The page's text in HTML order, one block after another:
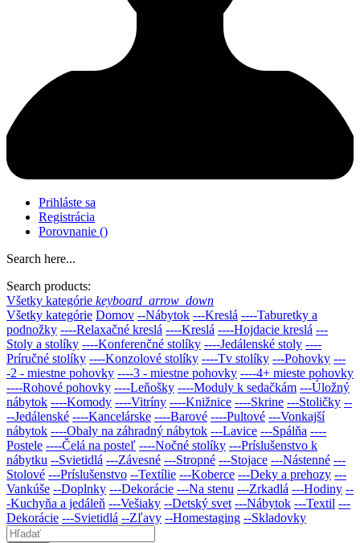
Prihláste sa
Registrácia
Porovnanie ()
Search here...
Search products:
Všetky kategórie keyboard_arrow_down
Všetky kategórie Domov --Nábytok ---Kreslá ----Taburetky a
podnožky ----Relaxačné kreslá ----Kreslá ----Hojdacie kreslá ---
Stoly a stolíky ----Konferenčné stolíky ----Jedálenské stoly ----
Príručné stolíky ----Konzolové stolíky ----Tv stolíky ---Pohovky ---
-2 - miestne pohovky ----3 - miestne pohovky ----4+ mieste pohovky
----Rohové pohovky ----Leňošky ----Moduly k sedačkám ---Úložný
nábytok ----Komody ----Vitríny ----Knižnice ----Skrine ---Stoličky --
--Jedálenské ----Kancelárske ----Barové ----Pultové ---Vonkajší
nábytok ----Obaly na záhradný nábytok ---Lavice ---Spálňa ----
Postele ----Čelá na posteľ ----Nočné stolíky ---Príslušenstvo k
nábytku --Svietidlá ---Závesné ---Stropné ---Stojace ---Nástenné ---
Stolové ---Príslušenstvo --Textílie ---Koberce ---Deky a prehozy ---
Vankúše --Doplnky ---Dekorácie ---Na stenu ---Zrkadlá ---Hodiny --
-Kuchyňa a jedáleň ---Vešiaky --Detský svet ---Nábytok ---Textil ---
Dekorácie ---Svietidlá --Zľavy --Homestaging --Skladovky